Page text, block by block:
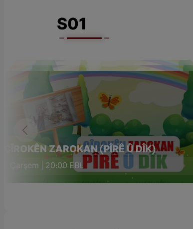
S01
ÇÎROKÊN ZAROKAN (PÎRÊ Û DÎK)
Çarşem | 20:00 EBL